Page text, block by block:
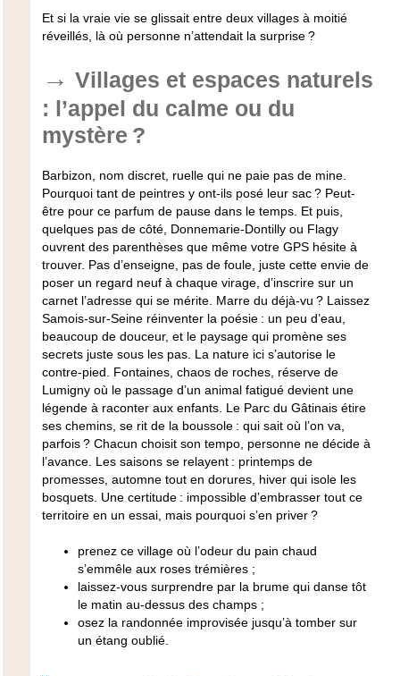
Et si la vraie vie se glissait entre deux villages à moitié
réveillés, là où personne n’attendait la surprise ?
Villages et espaces naturels
: l’appel du calme ou du
mystère ?
Barbizon, nom discret, ruelle qui ne paie pas de mine.
Pourquoi tant de peintres y ont-ils posé leur sac ? Peut-
être pour ce parfum de pause dans le temps. Et puis,
quelques pas de côté, Donnemarie-Dontilly ou Flagy
ouvrent des parenthèses que même votre GPS hésite à
trouver. Pas d’enseigne, pas de foule, juste cette envie de
poser un regard neuf à chaque virage, d’inscrire sur un
carnet l’adresse qui se mérite. Marre du déjà-vu ? Laissez
Samois-sur-Seine réinventer la poésie : un peu d’eau,
beaucoup de douceur, et le paysage qui promène ses
secrets juste sous les pas. La nature ici s’autorise le
contre-pied. Fontaines, chaos de roches, réserve de
Lumigny où le passage d’un animal fatigué devient une
légende à raconter aux enfants. Le Parc du Gâtinais étire
ses chemins, se rit de la boussole : qui sait où l’on va,
parfois ? Chacun choisit son tempo, personne ne décide à
l’avance. Les saisons se relayent : printemps de
promesses, automne tout en dorures, hiver qui isole les
bosquets. Une certitude : impossible d’embrasser tout ce
territoire en un essai, mais pourquoi s’en priver ?
prenez ce village où l’odeur du pain chaud
s’emmêle aux roses trémières ;
laissez-vous surprendre par la brume qui danse tôt
le matin au-dessus des champs ;
osez la randonnée improvisée jusqu’à tomber sur
un étang oublié.